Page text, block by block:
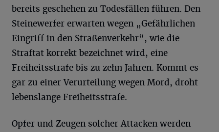
bereits geschehen zu Todesfällen führen. Den
Steinewerfer erwarten wegen „Gefährlichen
Eingriff in den Straßenverkehr“, wie die
Straftat korrekt bezeichnet wird, eine
Freiheitsstrafe bis zu zehn Jahren. Kommt es
gar zu einer Verurteilung wegen Mord, droht
lebenslange Freiheitsstrafe.
Opfer und Zeugen solcher Attacken werden